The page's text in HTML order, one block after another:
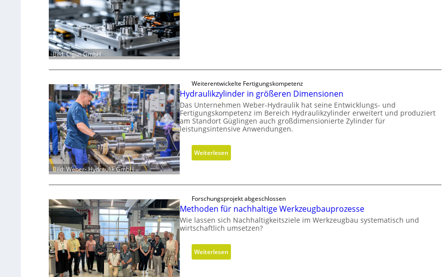
n
a
u
f
m
t
s
s
F
r
e
i
h
Bild: Cigus GmbH
r
M
V
O
-
h
e
Bild: Weber- Hydraulik GmbH
Weiterentwickelte Fertigungskompetenz
Hydraulikzylinder in größeren Dimensionen
Das Unternehmen Weber-Hydraulik hat seine Entwicklungs- und
Fertigungskompetenz im Bereich Hydraulikzylinder erweitert und produziert
am Standort Güglingen auch großdimensionierte Zylinder für
leistungsintensive Anwendungen.
Weiterlesen:
H
d
l
k
z
Forschungsprojekt abgeschlossen
Methoden für nachhaltige Werkzeugbauprozesse
Wie lassen sich Nachhaltigkeitsziele im Werkzeugbau systematisch und
wirtschaftlich umsetzen?
Weiterlesen:
M